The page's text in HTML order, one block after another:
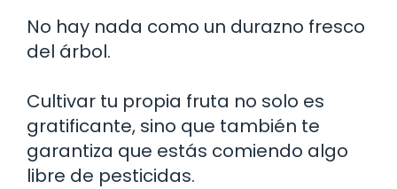
No hay nada como un durazno fresco
del árbol.
Cultivar tu propia fruta no solo es
gratificante, sino que también te
garantiza que estás comiendo algo
libre de pesticidas.